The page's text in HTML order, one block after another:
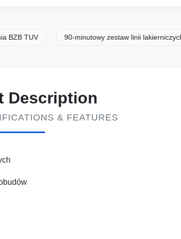
90-minutowy zestaw linii lakierniczych
Description
& FEATURES